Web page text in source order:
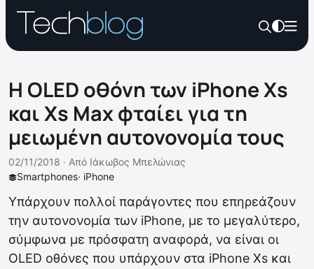
Η OLED οθόνη των iPhone Xs
και Xs Max φταίει για τη
μειωμένη αυτονονομία τους
Smartphones· iPhone
02/11/2018 · Από Ιάκωβος Μπελώνιας
Υπάρχουν πολλοί παράγοντες που επηρεάζουν
την αυτονονομία των iPhone, με το μεγαλύτερο,
σύμφωνα με πρόσφατη αναφορά, να είναι οι
OLED οθόνες που υπάρχουν στα iPhone Xs και